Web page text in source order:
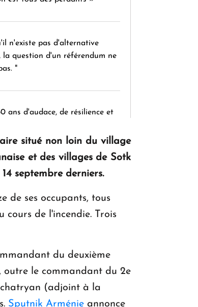
n'existe pas d'alternative
la question d'un référendum ne
"
ans d'audace, de résilience et
hôtel Hyatt Regency
situé non loin du village
et des villages de Sotk
septembre derniers.
de ses occupants, tous
de l'incendie. Trois
du deuxième
outre le commandant du 2e
(adjoint à la
Sputnik Arménie annonce